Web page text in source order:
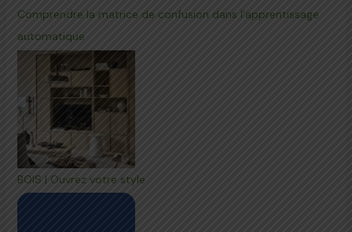
Comprendre la matrice de confusion dans l'apprentissage
automatique
BOIS | Ouvrez votre style